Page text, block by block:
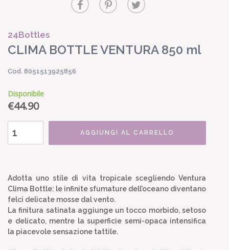
24Bottles
CLIMA BOTTLE VENTURA 850 ml
Cod. 8051513925856
Disponibile
€44.90
AGGIUNGI AL CARRELLO
Adotta uno stile di vita tropicale scegliendo Ventura
Clima Bottle: le infinite sfumature dell’oceano diventano
felci delicate mosse dal vento.
La finitura satinata aggiunge un tocco morbido, setoso
e delicato, mentre la superficie semi-opaca intensifica
la piacevole sensazione tattile.